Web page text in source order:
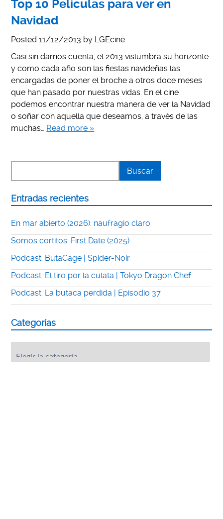
Top 10 Películas para ver en
Navidad
Posted11/12/2013 by LGEcine
Casi sin darnos cuenta, el 2013 vislumbra su horizonte
y como cada año son las fiestas navideñas las
encargadas de poner el broche a otros doce meses
que han pasado por nuestras vidas. En el cine
podemos encontrar nuestra manera de ver la Navidad
o soñar con aquella que deseamos, a través de las
muchas… Read more »
Entradas recientes
En mar abierto (2026): naufragio claro
Somos cortitos: First Date (2025)
Podcast: ButaCage | Spider-Noir
Podcast: El tiro por la culata | Tokyo Dragon Chef
Podcast: La butaca perdida | Episodio 37
Categorías